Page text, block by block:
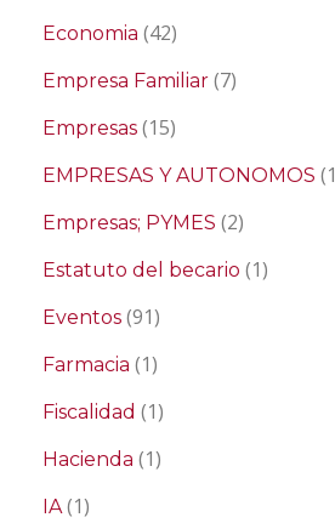
Economia (42)
Empresa Familiar (7)
Empresas (15)
EMPRESAS Y AUTONOMOS
Empresas; PYMES (2)
Estatuto del becario (1)
Eventos (91)
Farmacia (1)
Fiscalidad (1)
Hacienda (1)
IA(1)